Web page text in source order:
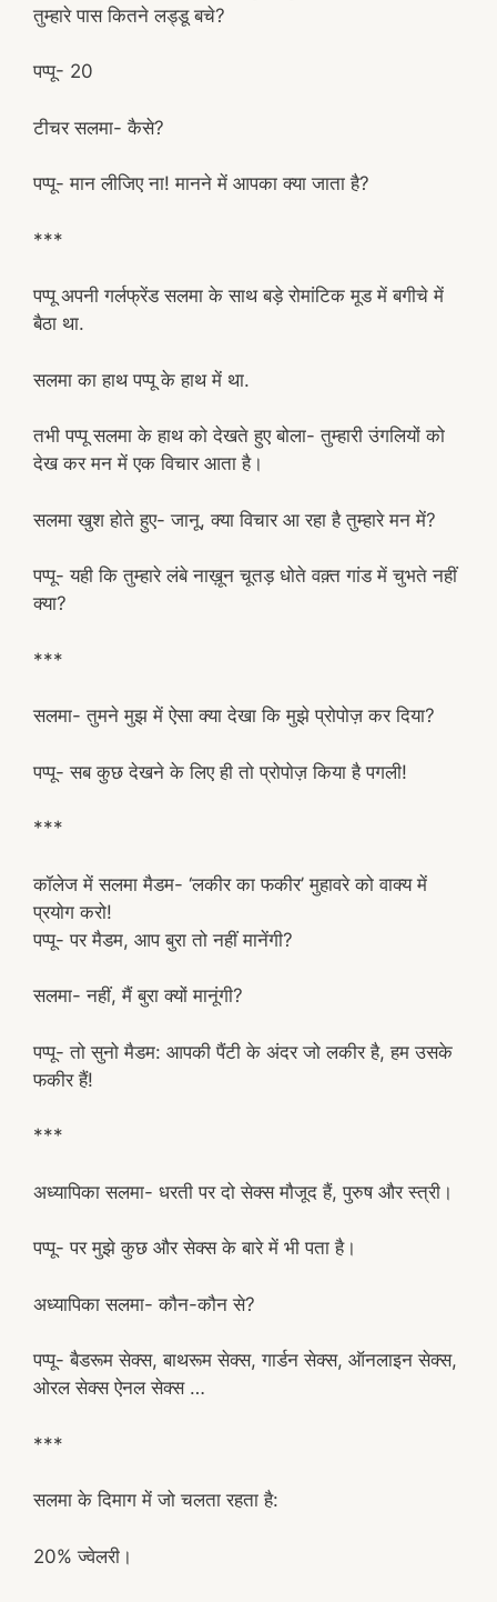
तुम्हारे पास कितने लड्डू बचे?
पप्पू- 20
टीचर सलमा- कैसे?
पप्पू- मान लीजिए ना! मानने में आपका क्या जाता है?
***
पप्पू अपनी गर्लफ्रेंड सलमा के साथ बड़े रोमांटिक मूड में बगीचे में
बैठा था.
सलमा का हाथ पप्पू के हाथ में था.
तभी पप्पू सलमा के हाथ को देखते हुए बोला- तुम्हारी उंगलियों को
देख कर मन में एक विचार आता है।
सलमा खुश होते हुए- जानू, क्या विचार आ रहा है तुम्हारे मन में?
पप्पू- यही कि तुम्हारे लंबे नाख़ून चूतड़ धोते वक़्त गांड में चुभते नहीं
क्या?
***
सलमा- तुमने मुझ में ऐसा क्या देखा कि मुझे प्रोपोज़ कर दिया?
पप्पू- सब कुछ देखने के लिए ही तो प्रोपोज़ किया है पगली!
***
कॉलेज में सलमा मैडम- ‘लकीर का फकीर’ मुहावरे को वाक्य में
प्रयोग करो!
पप्पू- पर मैडम, आप बुरा तो नहीं मानेंगी?
सलमा- नहीं, मैं बुरा क्यों मानूंगी?
पप्पू- तो सुनो मैडम: आपकी पैंटी के अंदर जो लकीर है, हम उसके
फकीर हैं!
***
अध्यापिका सलमा- धरती पर दो सेक्स मौजूद हैं, पुरुष और स्त्री।
पप्पू- पर मुझे कुछ और सेक्स के बारे में भी पता है।
अध्यापिका सलमा- कौन-कौन से?
पप्पू- बैडरूम सेक्स, बाथरूम सेक्स, गार्डन सेक्स, ऑनलाइन सेक्स,
ओरल सेक्स ऐनल सेक्स …
***
सलमा के दिमाग में जो चलता रहता है:
20% ज्वेलरी।